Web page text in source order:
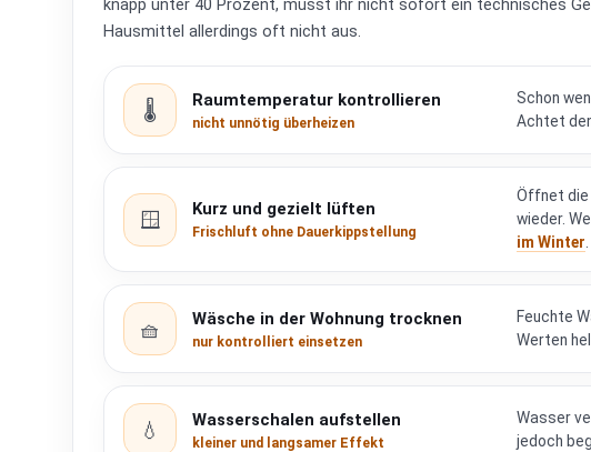
knapp unter 40 Prozent, müsst ihr nicht sofort ein technisches
Hausmittel allerdings oft nicht aus.
🌡️ Raumtemperatur kontrollieren
nicht unnötig überheizen
Schon
Achtet
🪟 Kurz und gezielt lüften
Frischluft ohne Dauerkippstellung
Öffnet die
wieder.
im Winter
🧺 Wäsche in der Wohnung trocknen
nur kontrolliert einsetzen
Feuchte
Werten
💧 Wasserschalen aufstellen
kleiner und langsamer Effekt
Wasser
jedoch